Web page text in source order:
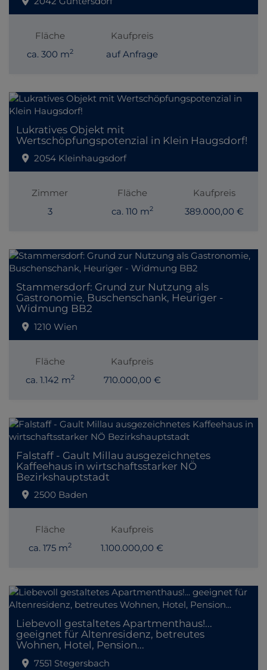
Fläche
ca. 300 m2
Kaufpreis
auf Anfrage
Lukratives Objekt mit
Wertschöpfungspotenzial in Klein Haugsdorf!
2054 Kleinhaugsdorf
Zimmer
3
Fläche
ca. 110 m2
Kaufpreis
389.000,00 €
Stammersdorf: Grund zur Nutzung als
Gastronomie, Buschenschank, Heuriger -
Widmung BB2
1210 Wien
Fläche
ca. 1.142 m2
Kaufpreis
710.000,00 €
Falstaff - Gault Millau ausgezeichnetes
Kaffeehaus in wirtschaftsstarker NÖ
Bezirkshauptstadt
2500 Baden
Fläche
ca. 175 m2
Kaufpreis
1.100.000,00 €
Liebevoll gestaltetes Apartmenthaus!...
geeignet für Altenresidenz, betreutes
Wohnen, Hotel, Pension...
7551 Stegersbach